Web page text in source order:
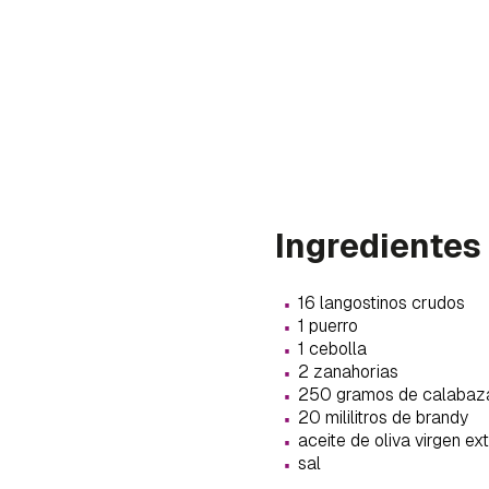
Ingredientes
· 16 langostinos crudos
· 1 puerro
· 1 cebolla
· 2 zanahorias
· 250 gramos de
· 20 mililitros de brandy
· aceite de oliva virgen
· sal